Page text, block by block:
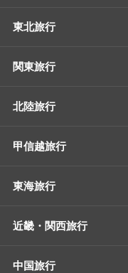
東北旅行
関東旅行
北陸旅行
甲信越旅行
東海旅行
近畿・関西旅行
中国旅行